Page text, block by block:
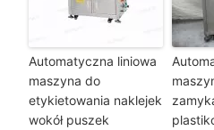
Automatyczna liniowa
maszyna do
etykietowania naklejek
wokół puszek